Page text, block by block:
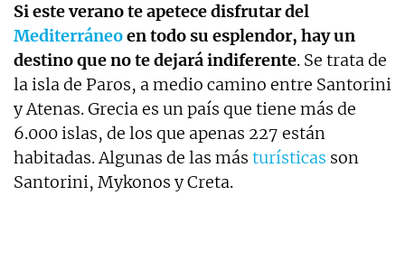
Si este verano te apetece disfrutar del
Mediterráneoen todo su esplendor, hay un
destino que no te dejará indiferente. Se trata de
la isla de Paros, a medio camino entre Santorini
y Atenas. Grecia es un país que tiene más de
6.000 islas, de los que apenas 227 están
habitadas. Algunas de las más turísticas son
Santorini, Mykonos y Creta.